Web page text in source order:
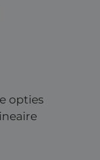
opties